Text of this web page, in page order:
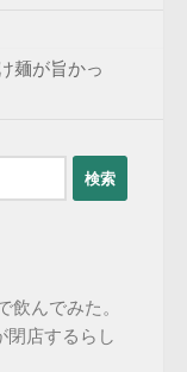
麺が旨かっ
飲んでみた。
閉店するらし